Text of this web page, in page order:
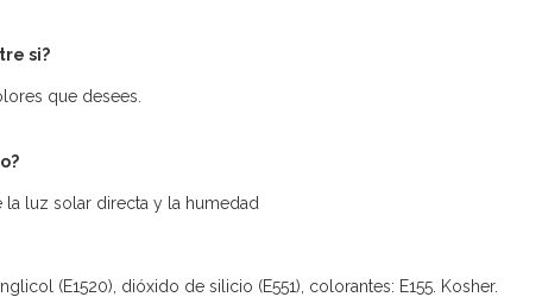
si?
que desees.
luz solar directa y la humedad
(E1520), dióxido de silicio (E551), colorantes: E155. Kosher.